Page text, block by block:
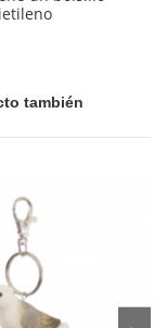
también